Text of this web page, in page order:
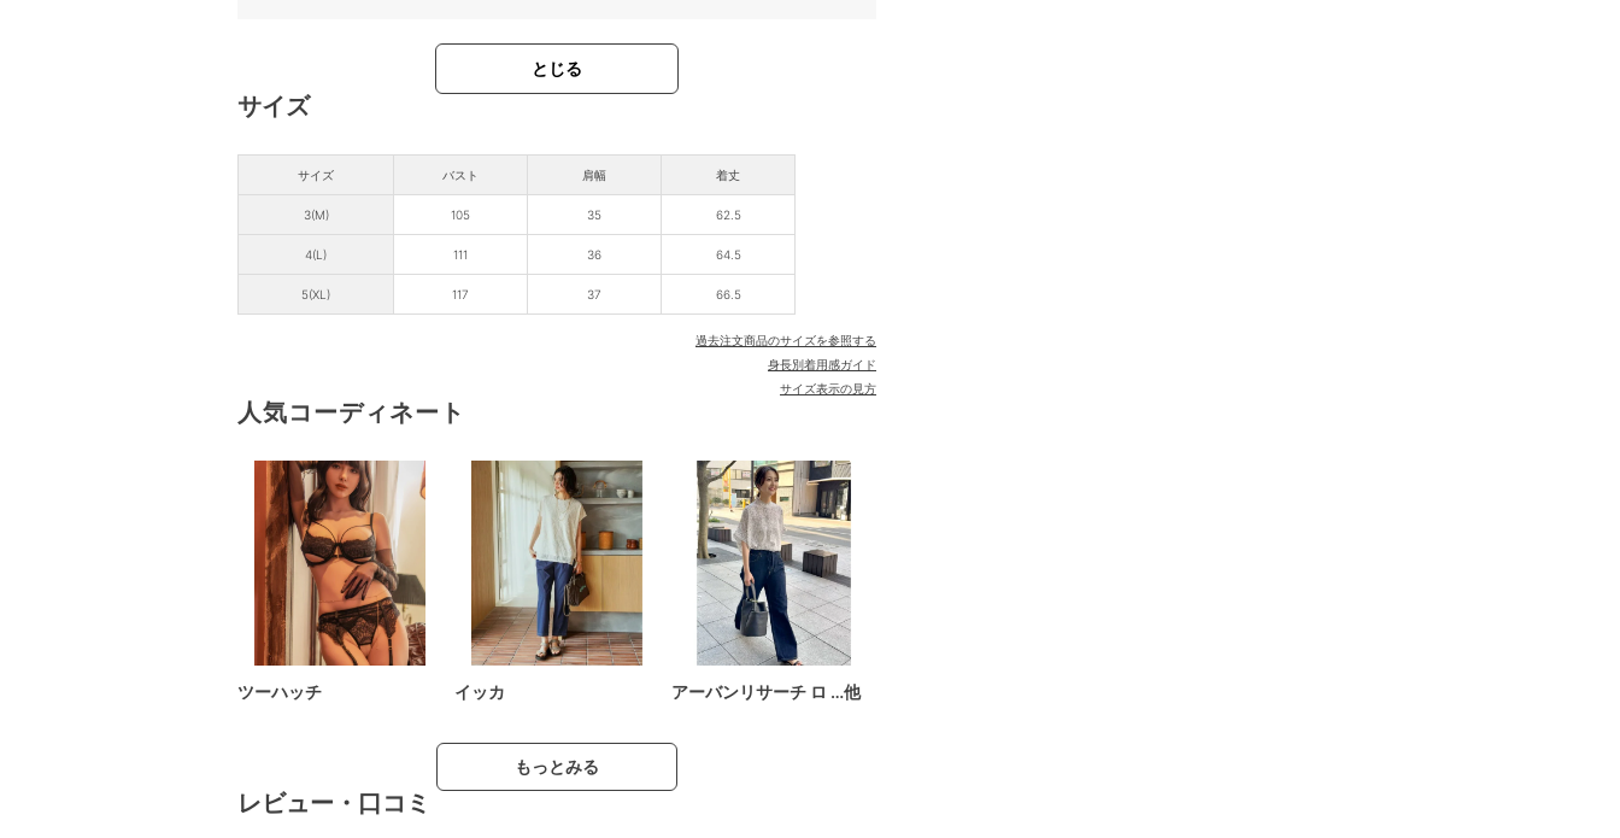
とじる
サイズ
サイズ
3(M)
4(L)
5(XL)
バスト 肩幅 着丈
105 35 62.5
111 36 64.5
117 37 66.5
過去注文商品のサイズを参照する
身長別着用感ガイド
サイズ表示の見方
人気コーディネート
ツーハッチ イッカ アーバンリサーチ ロ …他
もっとみる
レビュー・口コミ